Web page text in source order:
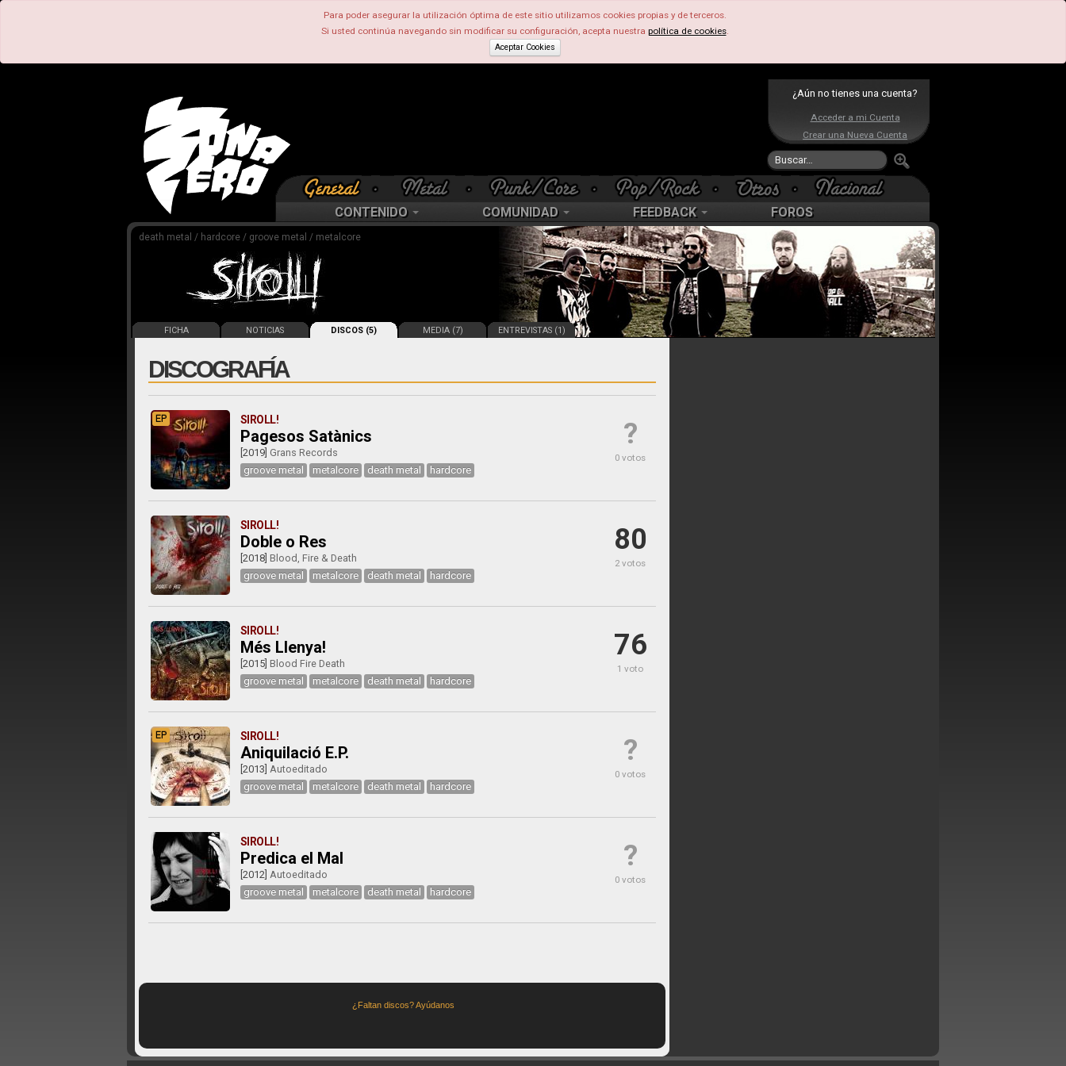
Para poder asegurar la utilización óptima de este sitio utilizamos cookies propias y de terceros.
Si usted continúa navegando sin modificar su configuración, acepta nuestra política de cookies.
Aceptar Cookies
¿Aún no tienes una cuenta?
Acceder a mi Cuenta
Crear una Nueva Cuenta
CONTENIDO COMUNIDAD FEEDBACK FOROS
death metal / hardcore / groove metal / metalcore
FICHA NOTICIAS DISCOS (5) MEDIA (7) ENTREVISTAS (1)
DISCOGRAFÍA
?
0 votos
EP SIROLL!
Pagesos Satànics
[2019] Grans Records
groove metal
metalcore death metal hardcore
80
2 votos
SIROLL!
Doble o Res
[2018] Blood, Fire & Death
groove metal
metalcore death metal hardcore
76
1 voto
SIROLL!
Més Llenya!
[2015] Blood Fire Death
groove metal
metalcore death metal hardcore
?
0 votos
EP SIROLL!
Aniquilació E.P.
[2013] Autoeditado
groove metal
metalcore death metal hardcore
?
0 votos
SIROLL!
Predica el Mal
[2012] Autoeditado
groove metal
metalcore death metal hardcore
¿Faltan discos? Ayúdanos